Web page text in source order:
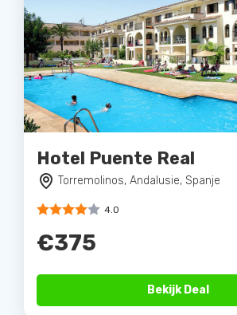
Hotel Puente Real
Torremolinos, Andalusie, Spanje
4.0
€375
Bekijk Deal